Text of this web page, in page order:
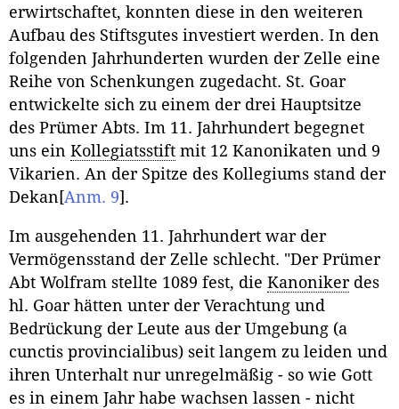
erwirtschaftet, konnten diese in den weiteren
Aufbau des Stiftsgutes investiert werden. In den
folgenden Jahrhunderten wurden der Zelle eine
Reihe von Schenkungen zugedacht. St. Goar
entwickelte sich zu einem der drei Hauptsitze
des Prümer Abts. Im 11. Jahrhundert begegnet
uns ein Kollegiatsstift mit 12 Kanonikaten und 9
Vikarien. An der Spitze des Kollegiums stand der
Dekan [Anm. 9] .
Im ausgehenden 11. Jahrhundert war der
Vermögensstand der Zelle schlecht. "Der Prümer
Abt Wolfram stellte 1089 fest, die Kanonikerdes
hl. Goar hätten unter der Verachtung und
Bedrückung der Leute aus der Umgebung (a
cunctis provincialibus) seit langem zu leiden und
ihren Unterhalt nur unregelmäßig - so wie Gott
es in einem Jahr habe wachsen lassen - nicht